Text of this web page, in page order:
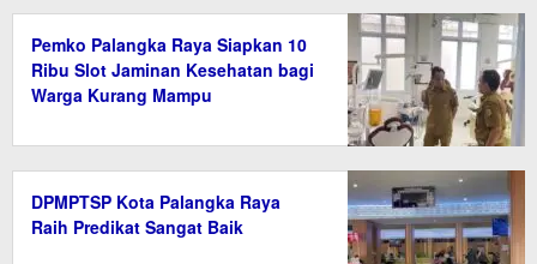
Pemko Palangka Raya Siapkan 10
Ribu Slot Jaminan Kesehatan bagi
Warga Kurang Mampu
DPMPTSP Kota Palangka Raya
Raih Predikat Sangat Baik